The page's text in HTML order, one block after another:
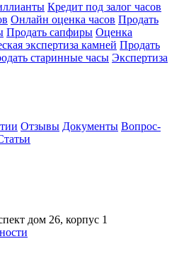
Кредит под залог часов
Онлайн оценка часов Продать
Продать сапфиры Оценка
экспертиза камней Продать
старинные часы Экспертиза
Отзывы Документы Вопрос-
дом 26, корпус 1